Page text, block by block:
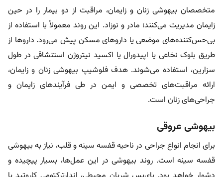
متخصصان بیهوشی زنان و زایمان، مراقبت از دو بیمار را در حین
زایمان مدیریت می‌کنند؛ مادر و نوزاد. این روند معمولاً با استفاده از
بی‌حس‌کننده‌های موضعی یا داروهای مسکن پیش می‌رود. داروها از
طریق بلوک نخاعی یا اپیدورال یا اکسید نیتروژن استنشاقی در طول
سزارین، استفاده می‌شوند. هدف فلوشیپ بیهوشی زنان و زایمان،
ارائه مراقبت‌های تخصصی و ایمن در طی فرآیندهای زایمان و
جراحی‌های زنان است.
بیهوشی عروقی
برای انجام انواع جراحی در ناحیه قفسه سینه و قلب، نیاز به بیهوشی
قفسه سینه است. روند بیهوشی در این عمل‌ها، بسیار پیچیده و